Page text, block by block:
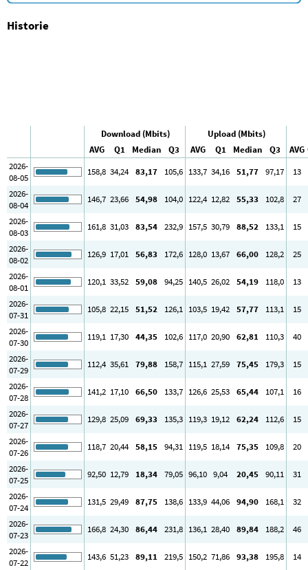
Historie
Download (Mbits)
Upload (Mbits)
AVG
Q1 Median Q3 AVG Q1 Median Q3 AVG
2026-
08-05
158,8 34,24 83,17 105,6 133,7 34,16 51,77 97,17
13
2026-
08-04
146,7 23,66 54,98 104,0 122,4 12,82 55,33 102,8
27
2026-
08-03
161,8 31,03 83,54 232,9 157,5 30,79 88,52 133,1
15
2026-
08-02
126,9 17,01 56,83 172,6 128,0 13,67 66,00 128,2
25
2026-
08-01
120,1 33,52 59,08 94,25 140,5 26,02 54,19 118,0
13
2026-
07-31
105,8 22,15 51,52 126,1 103,5 19,42 57,77 113,1
15
2026-
07-30
119,1 17,30 44,35 102,6 117,0 20,90 62,81 110,3
40
2026-
07-29
112,4 35,61 79,88 158,7 115,1 27,59 75,45 179,3
15
2026-
07-28
141,2 17,10 66,50 133,7 126,6 25,53 65,44 107,1
16
2026-
07-27
129,8 25,09 69,33 135,3 119,3 19,12 62,24 112,6
15
2026-
07-26
118,7 20,44 58,15 94,31 119,5 18,14 75,35 109,8
20
2026-
07-25
92,50 12,79 18,34 79,05 96,10 9,04 20,45 90,11
31
2026-
07-24
131,5 29,49 87,75 138,6 133,9 44,06 94,90 168,1
32
2026-
07-23
166,8 24,30 86,44 231,8 136,1 28,40 89,84 188,2
46
2026-
07-22
143,6 51,23 89,11 219,5 150,2 71,86 93,38 195,8
14